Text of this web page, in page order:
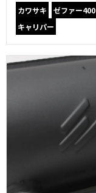
カワサキ ゼファー400
キャリパー